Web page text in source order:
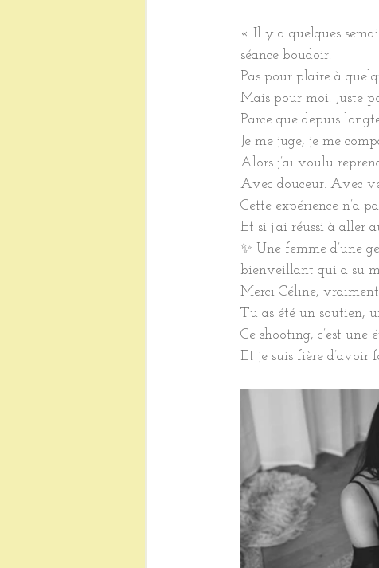
« Il y a quelques
séance boudoir.
Pas pour plaire à
Mais pour moi. Juste
Parce que depuis
Je me juge, je me
Alors j’ai voulu
Avec douceur. Avec
Cette expérience n’a
Et si j’ai réussi à aller
✨ Une femme d’une
bienveillant qui a su
Merci Céline,
Tu as été un soutien,
Ce shooting, c’est une
Et je suis fière d’avoir